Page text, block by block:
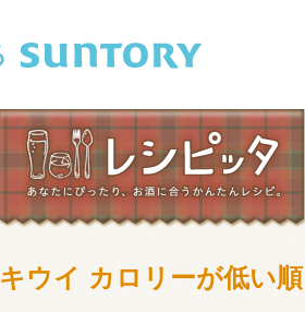
和食 洋食
キウイ カロリーが低い順